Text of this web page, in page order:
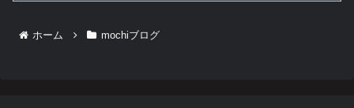
ホーム mochiブログ